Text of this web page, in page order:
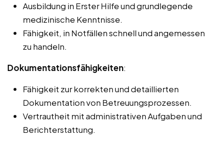
Ausbildung in Erster Hilfe und grundlegende
medizinische Kenntnisse.
Fähigkeit, in Notfällen schnell und angemessen
zu handeln.
Dokumentationsfähigkeiten:
Fähigkeit zur korrekten und detaillierten
Dokumentation von Betreuungsprozessen.
Vertrautheit mit administrativen Aufgaben und
Berichterstattung.